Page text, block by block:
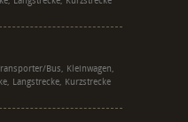
Bus, Kleinwagen,
Langstrecke, Kurzstrecke